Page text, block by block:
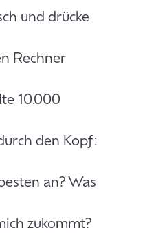
und drücke
Rechner
10.000
den Kopf:
an? Was
zukommt?